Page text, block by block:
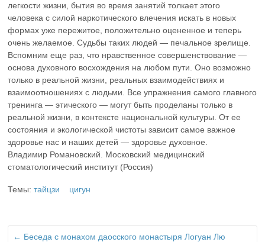
легкости жизни, бытия во время занятий толкает этого
человека с силой наркотического влечения искать в новых
формах уже пережитое, положительно оцененное и теперь
очень желаемое. Судьбы таких людей — печальное зрелище.
Вспомним еще раз, что нравственное совершенствование —
основа духовного восхождения на любом пути. Оно возможно
только в реальной жизни, реальных взаимодействиях и
взаимоотношениях с людьми. Все упражнения самого главного
тренинга — этического — могут быть проделаны только в
реальной жизни, в контексте национальной культуры. От ее
состояния и экологической чистоты зависит самое важное
здоровье нас и наших детей — здоровье духовное.
Владимир Романовский. Московский медицинский
стоматологический институт (Россия)
Темы:тайцзи цигун
← Беседа с монахом даосского монастыря Логуан Лю